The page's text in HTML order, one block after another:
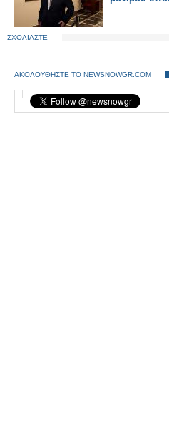
ΣΧΟΛΙΑΣΤΕ
ΑΚΟΛΟΥΘΗΣΤΕ ΤΟ NEWSNOWGR.COM